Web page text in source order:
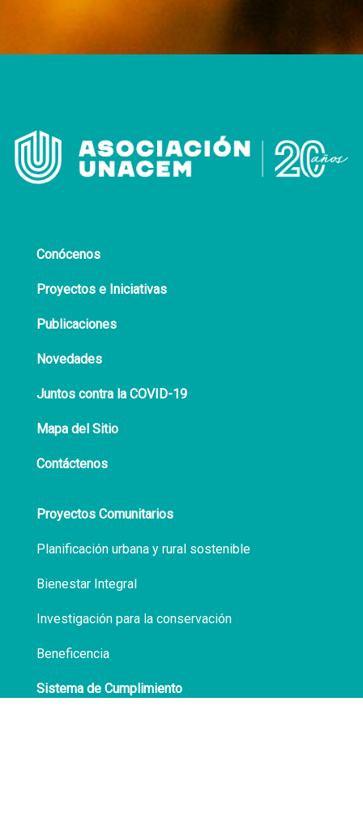
Conócenos
Proyectos e Iniciativas
Publicaciones
Novedades
Juntos contra la COVID-19
Mapa del Sitio
Contáctenos
Proyectos Comunitarios
Planificación urbana y rural sostenible
Bienestar Integral
Investigación para la conservación
Beneficencia
Sistema de Cumplimiento